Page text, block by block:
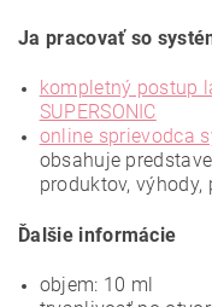
Ja pracovať so
kompletný postup
SUPERSONIC
online sprievodca
obsahuje
produktov, výhody,
Ďalšie informácie
objem: 10 ml